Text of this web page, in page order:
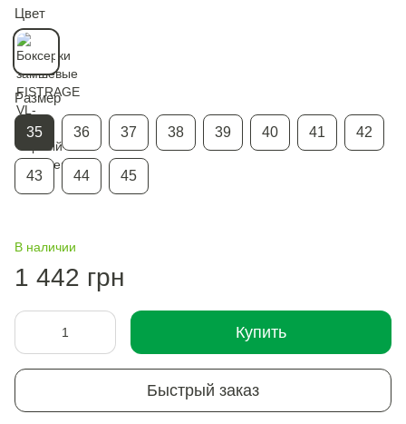
Цвет
Размер
35 36 37 38 39 40 41 42
43 44 45
В наличии
1 442 грн
Купить
Быстрый заказ